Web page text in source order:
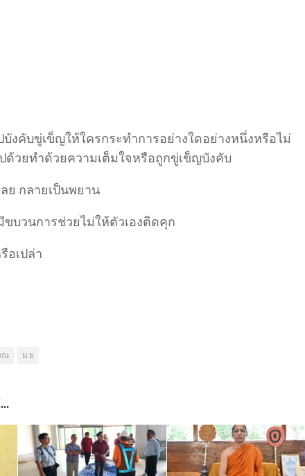
งคับขู่เข็ญให้ใครกระทำการอย่างใดอย่างหนึ่งหรือไม่
ไปด้วยทำด้วยความเต็มใจหรือถูกขู่เข็ญบังคับ
กจำเลย กลายเป็นพยาน
มีขบวนการช่วยไม่ให้ตัวเองติดคุก
ใครเชื่อหรือเปล่า
ณ ม.ย